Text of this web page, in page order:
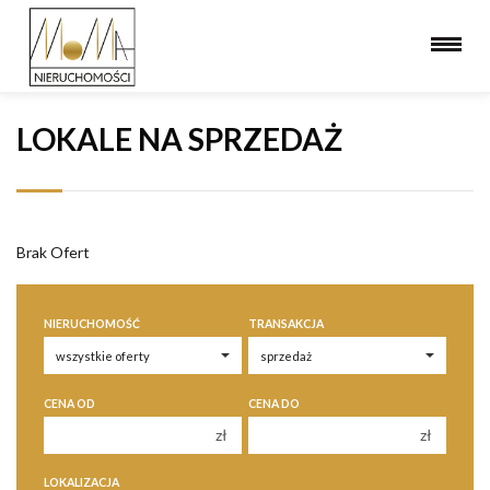
LOKALE NA SPRZEDAŻ
Brak Ofert
NIERUCHOMOŚĆ TRANSAKCJA
CENA OD
zł
CENA DO
zł
LOKALIZACJA